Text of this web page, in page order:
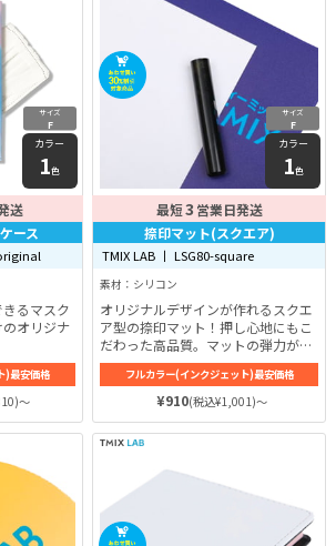
サイズ
F
カラー
1色
送
ース
るマスク
オリジナ
)最安価格
～
サイズ
F
カラー
1色
最短3 営業日発送
捺印マット(スクエア)
TMIX LAB 丨 LSG80-square
素材：シリコン
オリジナルデザインが作れるスクエ
ア型の捺印マット！押し心地にもこ
だわった高品質。マットの弾力がヘ
タレにくく、長期間使用きれいに印
鑑が押せる。
フルカラー(インクジェット)最安価格
¥910(税込¥1,001)～